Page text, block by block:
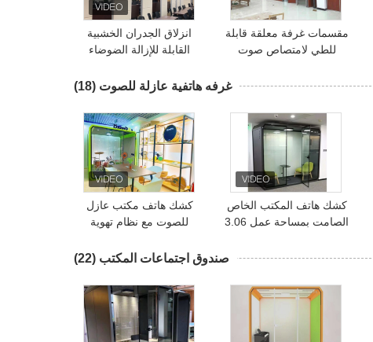
انزلاق الجدران الخشبية
القابلة للإزالة الضوضاء
مقسمات غرفة معلقة قابلة
للطي لامتصاص صوت
غرفه هاتفية عازلة للصوت (18)
كشك هاتف مكتب عازل
للصوت مع نظام تهوية
كشك هاتف المكتب الخاص
الصامت بمساحة عمل 3.06
صندوق اجتماعات المكتب (22)